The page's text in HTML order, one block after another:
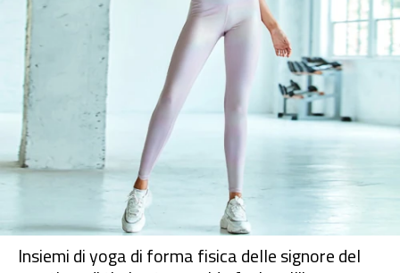
Insiemi di yoga di forma fisica delle signore del